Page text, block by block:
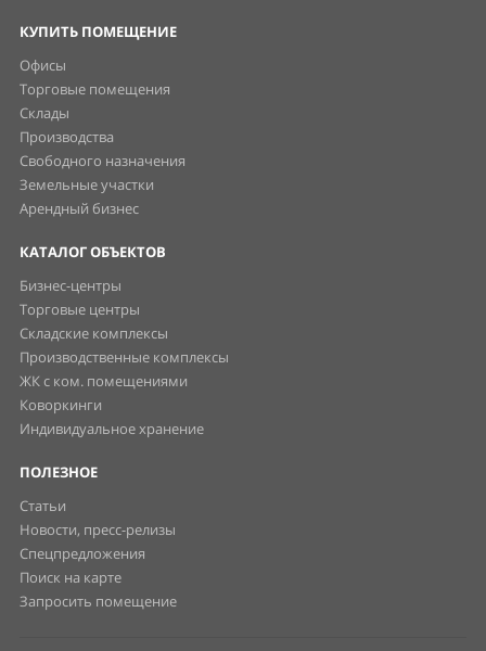
КУПИТЬ ПОМЕЩЕНИЕ
Офисы
Торговые помещения
Склады
Производства
Свободного назначения
Земельные участки
Арендный бизнес
КАТАЛОГ ОБЪЕКТОВ
Бизнес-центры
Торговые центры
Складские комплексы
Производственные комплексы
ЖК с ком. помещениями
Коворкинги
Индивидуальное хранение
ПОЛЕЗНОЕ
Статьи
Новости, пресс-релизы
Спецпредложения
Поиск на карте
Запросить помещение